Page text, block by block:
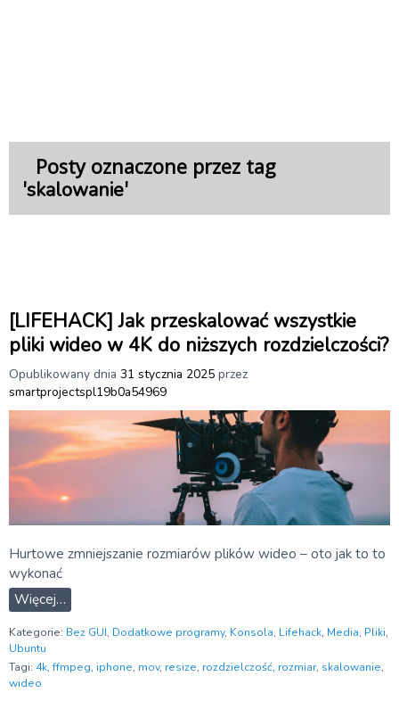
Posty oznaczone przez tag
'skalowanie'
[LIFEHACK] Jak przeskalować wszystkie
pliki wideo w 4K do niższych rozdzielczości?
Opublikowany dnia 31 stycznia 2025 przez
smartprojectspl19b0a54969
Hurtowe zmniejszanie rozmiarów plików wideo – oto jak to to
wykonać
Więcej…
Kategorie: Bez GUI, Dodatkowe programy, Konsola, Lifehack, Media, Pliki,
Ubuntu
Tagi: 4k, ffmpeg, iphone, mov, resize, rozdzielczość, rozmiar, skalowanie,
wideo